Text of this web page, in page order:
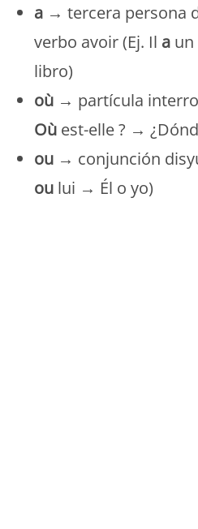
a → tercera persona
verbo avoir (Ej. Il a
libro)
où → partícula
Où est-elle ? →
ou → conjunción
ou lui → Él o yo)